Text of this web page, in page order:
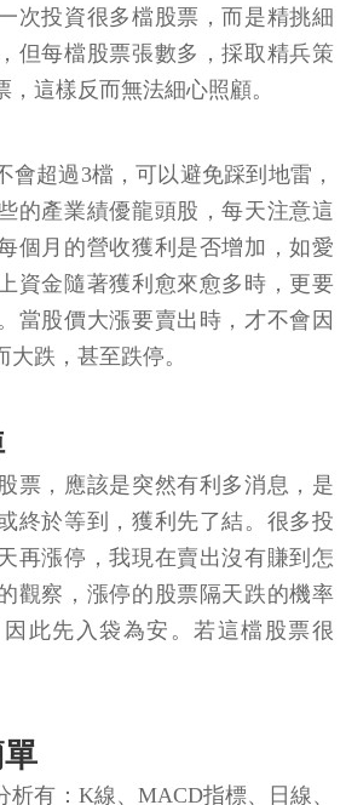
次投資很多檔股票，而是精挑細
但每檔股票張數多，採取精兵策
這樣反而無法細心照顧。
會超過3檔，可以避免踩到地雷，
的產業績優龍頭股，每天注意這
個月的營收獲利是否增加，如愛
資金隨著獲利愈來愈多時，更要
當股價大漲要賣出時，才不會因
跌，甚至跌停。
票，應該是突然有利多消息，是
終於等到，獲利先了結。很多投
再漲停，我現在賣出沒有賺到怎
觀察，漲停的股票隔天跌的機率
此先入袋為安。若這檔股票很
析有：K線、MACD指標、日線、